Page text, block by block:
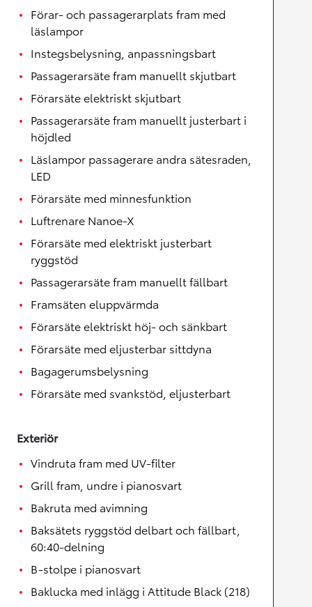
Förar- och passagerarplats fram med
läslampor
Instegsbelysning, anpassningsbart
Passagerarsäte fram manuellt skjutbart
Förarsäte elektriskt skjutbart
Passagerarsäte fram manuellt justerbart i
höjdled
Läslampor passagerare andra sätesraden,
LED
Förarsäte med minnesfunktion
Luftrenare Nanoe-X
Förarsäte med elektriskt justerbart
ryggstöd
Passagerarsäte fram manuellt fällbart
Framsäten eluppvärmda
Förarsäte elektriskt höj- och sänkbart
Förarsäte med eljusterbar sittdyna
Bagagerumsbelysning
Förarsäte med svankstöd, eljusterbart
Exteriör
Vindruta fram med UV-filter
Grill fram, undre i pianosvart
Bakruta med avimning
Baksätets ryggstöd delbart och fällbart,
60:40-delning
B-stolpe i pianosvart
Baklucka med inlägg i Attitude Black (218)